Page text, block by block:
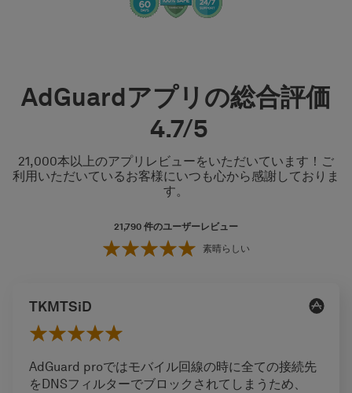
AdGuardアプリの総合評価
4.7/5
21,000本以上のアプリレビューをいただいています！ご
利用いただいているお客様にいつも心から感謝しておりま
す。
21,790 件のユーザーレビュー
素晴らしい
TKMTSiD
AdGuard proではモバイル回線の時に全ての接続先
をDNSフィルターでブロックされてしまうため、